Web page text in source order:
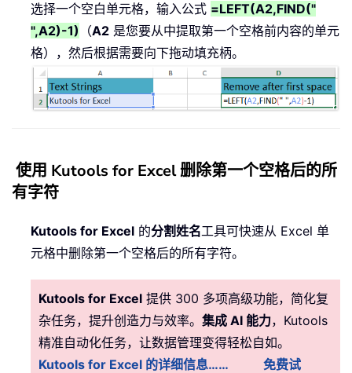
选择一个空白单元格，输入公式 =LEFT(A2,FIND("
",A2)-1) （A2 是您要从中提取第一个空格前内容的单元
格），然后根据需要向下拖动填充柄。
使用 Kutools for Excel 删除第一个空格后的所
有字符
Kutools for Excel 的分割姓名工具可快速从 Excel 单
元格中删除第一个空格后的所有字符。
Kutools for Excel 提供 300 多项高级功能，简化复
杂任务，提升创造力与效率。 集成 AI 能力，Kutools
精准自动化任务，让数据管理变得轻松自如。
Kutools for Excel 的详细信息……
免费试